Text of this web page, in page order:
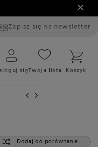
Zapisz się na newsletter
sięTwoja lista Koszyk
Dodaj do porównania